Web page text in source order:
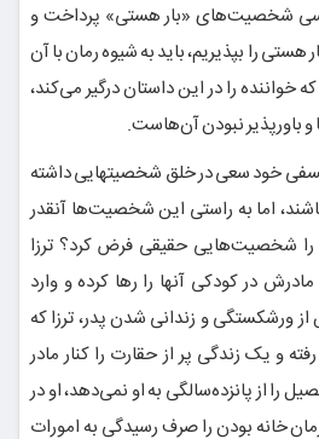
شخصیت‌های «بار هستی» پرداخت و
را بپذیریم، باید به شیوه رمان با آن
خواننده را در این داستان درگیر می‌کند،
نبودن آن‌هاست.
خود سعی در خلق شخصیتهایی داشته
اما به راستی این شخصیت‌ها آنقدر
را شخصیت‌هایی حقیقی فرض کرد؟ ترزا
در کودکی آنها را رها کرده و وارد
و زندانی شدن پدر، ترزا که
و یک زندگی پر از حقارت را کنار مادر
را از پانزده‌سالگی به او نمی‌دهد، او در
خانه بودن را صرف رسیدگی به امورات